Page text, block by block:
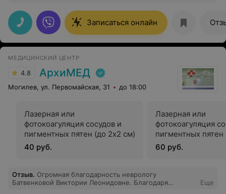
внимательность! Доброго Вам здоровья успехов и
всего самого наилучшего!Записаться онлайн
МЕДИЦИНСКИЙ ЦЕНТР
4.8 АрхиМЕД
Могилев, ул. Первомайская, 31 до 18:00
Лазерная или
фотокоагуляция сосудов и
пигментных пятен (до 2х2 см)
40 руб.
Лазерная или
фотокоагуляция
пигментных пятен
5х7 см)
60 руб.
Отзыв. Огромная благодарность неврологу
Батвенковой Виктории Леонидовне. Благодаря
Еще